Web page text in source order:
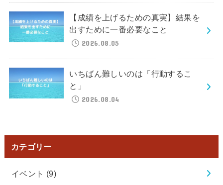
【成績を上げるための真実】結果を
出すために一番必要なこと
2026.08.05
いちばん難しいのは「行動するこ
と」
2026.08.04
カテゴリー
イベント (9)